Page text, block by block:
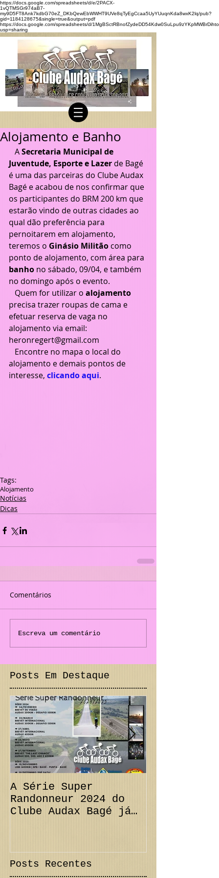
https://docs.google.com/spreadsheets/d/e/2PACX-
1vQTMSGr974aB7-
my9D5FT8Ank7kdbG70eZ_DKbQewEbWWHT9UVe8qTyEgCcaa5UyYUuqnKda8wxK2lq/pub?
gid=1184128675&single=true&output=pdf
https://docs.google.com/spreadsheets/d/
usp=sharing
Alojamento e Banho
   A
Secretaria Municipal de
Juventude, Esporte e Lazer de Bagé
é uma das parceiras do Clube Audax
Bagé e acabou de nos confirmar que
os participantes do BRM 200 km que
estarão vindo de outras cidades ao
qual dão preferência para
pernoitarem em alojamento,
teremos o Ginásio Militão como
ponto de alojamento, com área para
banho no sábado, 09/04, e também
no domingo após o evento.
   Quem for utilizar o
alojamento
precisa trazer roupas de cama e
efetuar reserva de vaga no
alojamento via email:
heronregert@gmail.com
alojamento e demais pontos de
interesse, clicando aqui.
Tags:
Alojamento
Notícias
Dicas
Comentários
Escreva um comentário
Posts Em Destaque
A Série Super
Randonneur 2024 do
Clube Audax Bagé já
Posts Recentes